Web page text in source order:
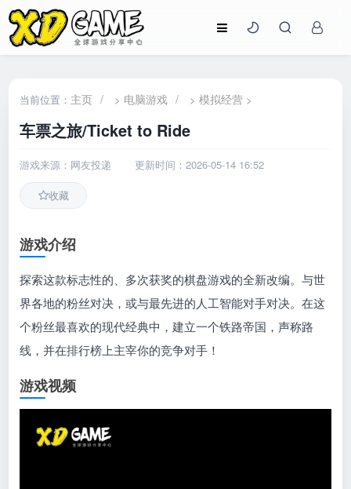
当前位置： 主页 / > 电脑游戏 / >模拟经营 >
车票之旅/Ticket to Ride
游戏来源：网友投递 更新时间：2026-05-14 16:52
收藏
游戏介绍
探索这款标志性的、多次获奖的棋盘游戏的全新改编。与世
界各地的粉丝对决，或与最先进的人工智能对手对决。在这
个粉丝最喜欢的现代经典中，建立一个铁路帝国，声称路
线，并在排行榜上主宰你的竞争对手！
游戏视频